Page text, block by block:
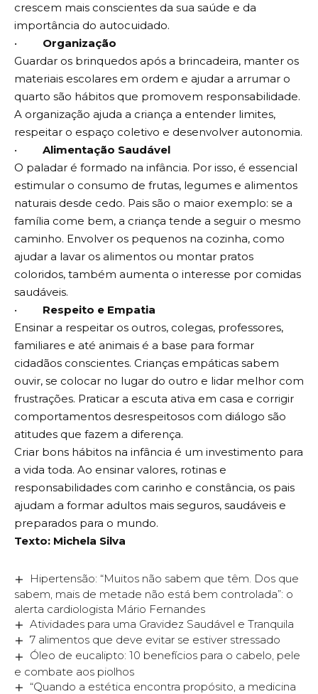
crescem mais conscientes da sua saúde e da
importância do autocuidado.
• Organização
Guardar os brinquedos após a brincadeira, manter os
materiais escolares em ordem e ajudar a arrumar o
quarto são hábitos que promovem responsabilidade.
A organização ajuda a criança a entender limites,
respeitar o espaço coletivo e desenvolver autonomia.
• Alimentação Saudável
O paladar é formado na infância. Por isso, é essencial
estimular o consumo de frutas, legumes e alimentos
naturais desde cedo. Pais são o maior exemplo: se a
família come bem, a criança tende a seguir o mesmo
caminho. Envolver os pequenos na cozinha, como
ajudar a lavar os alimentos ou montar pratos
coloridos, também aumenta o interesse por comidas
saudáveis.
• Respeito e Empatia
Ensinar a respeitar os outros, colegas, professores,
familiares e até animais é a base para formar
cidadãos conscientes. Crianças empáticas sabem
ouvir, se colocar no lugar do outro e lidar melhor com
frustrações. Praticar a escuta ativa em casa e corrigir
comportamentos desrespeitosos com diálogo são
atitudes que fazem a diferença.
Criar bons hábitos na infância é um investimento para
a vida toda. Ao ensinar valores, rotinas e
responsabilidades com carinho e constância, os pais
ajudam a formar adultos mais seguros, saudáveis e
preparados para o mundo.
Texto: Michela Silva
Hipertensão: “Muitos não sabem que têm. Dos que
sabem, mais de metade não está bem controlada”: o
alerta cardiologista Mário Fernandes
Atividades para uma Gravidez Saudável e Tranquila
7 alimentos que deve evitar se estiver stressado
Óleo de eucalipto: 10 benefícios para o cabelo, pele
e combate aos piolhos
“Quando a estética encontra propósito, a medicina